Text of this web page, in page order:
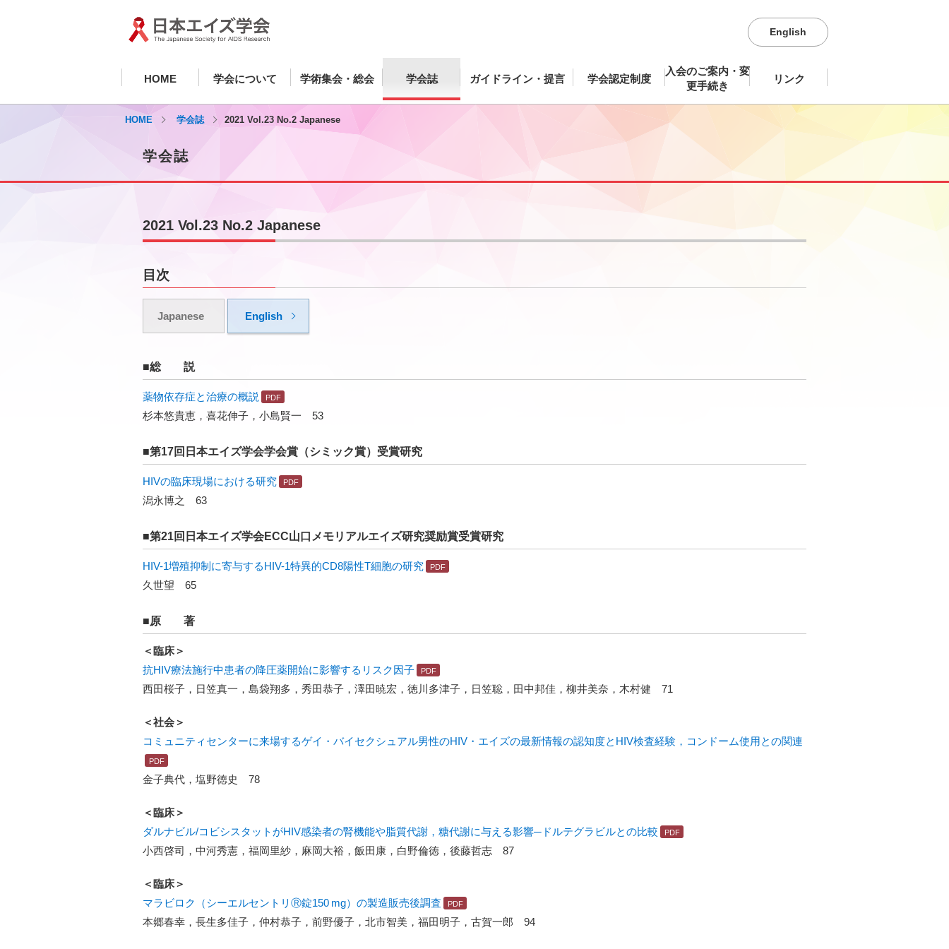
English
HOME 学会について 学術集会・総会 学会誌 ガイドライン・提言 学会認定制度
入会のご案内・変
更手続き
リンク
HOME 学会誌 2021 Vol.23 No.2 Japanese
学会誌
2021 Vol.23 No.2 Japanese
目次
Japanese English
■総 説
薬物依存症と治療の概説
杉本悠貴恵，喜花伸子，小島賢一 53
■第17回日本エイズ学会学会賞（シミック賞）受賞研究
HIVの臨床現場における研究
潟永博之 63
■第21回日本エイズ学会ECC山口メモリアルエイズ研究奨励賞受賞研究
HIV-1増殖抑制に寄与するHIV-1特異的CD8陽性T細胞の研究
久世望 65
■原 著
＜臨床＞
抗HIV療法施行中患者の降圧薬開始に影響するリスク因子
西田桜子，日笠真一，島袋翔多，秀田恭子，澤田暁宏，徳川多津子，日笠聡，田中邦佳，柳井美奈，木村健 71
＜社会＞
コミュニティセンターに来場するゲイ・バイセクシュアル男性のHIV・エイズの最新情報の認知度とHIV検査経験，コンドーム使用との関連
金子典代，塩野徳史 78
＜臨床＞
ダルナビル/コビシスタットがHIV感染者の腎機能や脂質代謝，糖代謝に与える影響─ドルテグラビルとの比較
小西啓司，中河秀憲，福岡里紗，麻岡大裕，飯田康，白野倫徳，後藤哲志 87
＜臨床＞
マラビロク（シーエルセントリⓇ錠150 mg）の製造販売後調査
本郷春幸，長生多佳子，仲村恭子，前野優子，北市智美，福田明子，古賀一郎 94